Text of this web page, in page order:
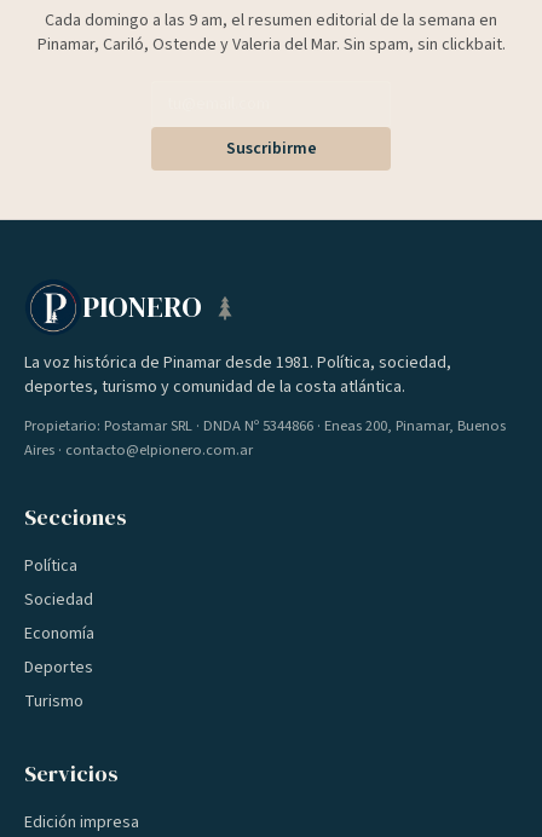
Cada domingo a las 9 am, el resumen editorial de la semana en
Pinamar, Cariló, Ostende y Valeria del Mar. Sin spam, sin clickbait.
Suscribirme
PIONERO
La voz histórica de Pinamar desde 1981. Política, sociedad,
deportes, turismo y comunidad de la costa atlántica.
Propietario: Postamar SRL · DNDA Nº 5344866 · Eneas 200, Pinamar, Buenos
Aires · contacto@elpionero.com.ar
Secciones
Política
Sociedad
Economía
Deportes
Turismo
Servicios
Edición impresa